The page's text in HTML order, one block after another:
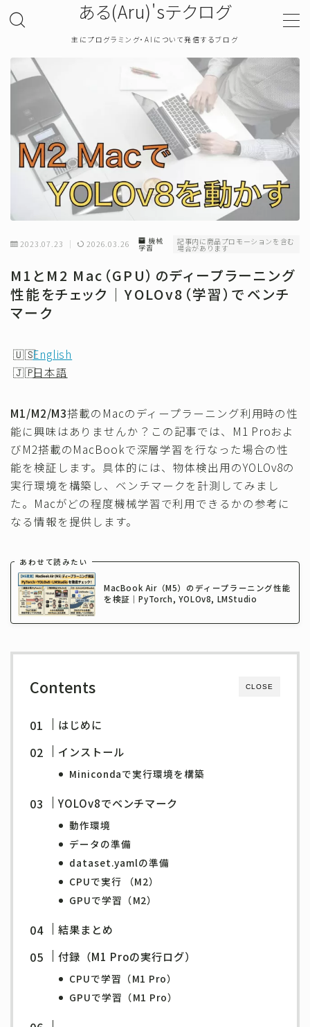
ある(Aru)'sテクログ
主にプログラミング・AIについて発信するブログ
プライバシーポリシー
お問い合わせ
プログラミング
機械学習
2023.07.23 2026.03.26 機械
学習
記事内に商品プロモーションを含む
場合があります
M1とM2 Mac（GPU）のディープラーニング
性能をチェック｜YOLOv8（学習）でベンチ
マーク
English
日本語
M1/M2/M3搭載のMacのディープラーニング利用時の性
能に興味はありませんか？この記事では、M1 Proおよ
びM2搭載のMacBookで深層学習を行なった場合の性
能を検証します。具体的には、物体検出用のYOLOv8の
実行環境を構築し、ベンチマークを計測してみまし
た。Macがどの程度機械学習で利用できるかの参考に
なる情報を提供します。
あわせて読みたい
MacBook Air（M5）のディープラーニング性能
を検証｜PyTorch, YOLOv8, LMStudio
CLOSE
Contents
はじめに
インストール
Minicondaで実行環境を構築
YOLOv8でベンチマーク
動作環境
データの準備
dataset.yamlの準備
CPUで実行 （M2）
GPUで学習（M2）
結果まとめ
付録（M1 Proの実行ログ）
CPUで学習（M1 Pro）
GPUで学習（M1 Pro）